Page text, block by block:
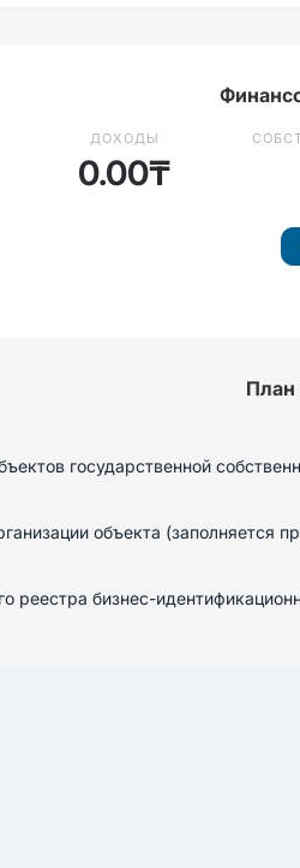
ДОХОДЫ
0.00₸
План
государственной
объекта (заполняется
реестра бизнес-